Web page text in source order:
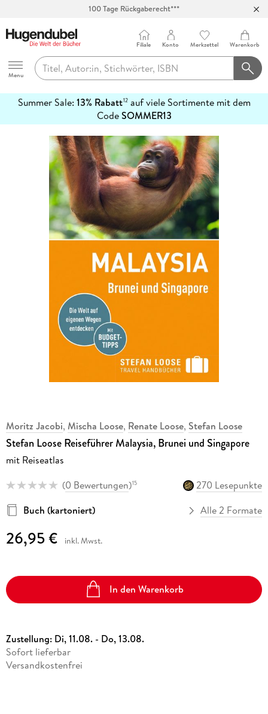
100 Tage Rückgaberecht***
Hugendubel
Menu
Filiale Konto Merkzettel Warenkorb
Summer Sale: 13% Rabatt12auf viele Sortimente mit dem
CodeSOMMER13
erfahren
Moritz Jacobi, Mischa Loose, Renate Loose, Stefan Loose
Stefan Loose Reiseführer Malaysia, Brunei und Singapore
mit Reiseatlas
(0 Bewertungen)15
270 Lesepunkte
Buch (kartoniert)
Alle 2 Formate
26,95 € inkl. Mwst.
In den Warenkorb
Zustellung: Di, 11.08. - Do, 13.08.
Sofort lieferbar
Versandkostenfrei